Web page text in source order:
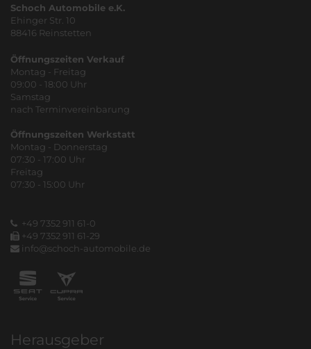
Schoch Automobile e.K.
Ehinger Str. 10
88416 Reinstetten
Öffnungszeiten Verkauf
Montag - Freitag
09:00 - 18:00 Uhr
Samstag
nach Terminvereinbarung
Öffnungszeiten Werkstatt
Montag - Donnerstag
07:30 - 17:00 Uhr
Freitag
07:30 - 15:00 Uhr
+49 7352 911 61-0
+49 7352 911 61-29
info@schoch-automobile.de
Herausgeber